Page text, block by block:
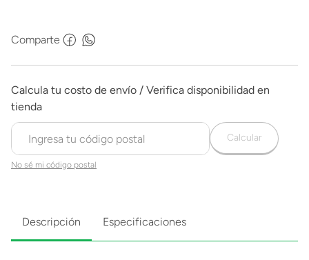
Comparte
No sé mi código postal
Calcular
Descripción Especificaciones